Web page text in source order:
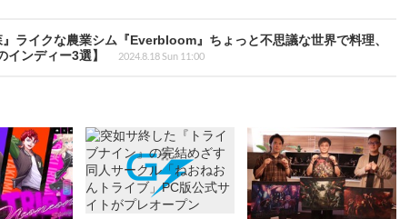
ライクな農業シム『Everbloom』ちょっと不思議な世界で料理、
ンディー3選】
2024.8.18 Sun 11:00